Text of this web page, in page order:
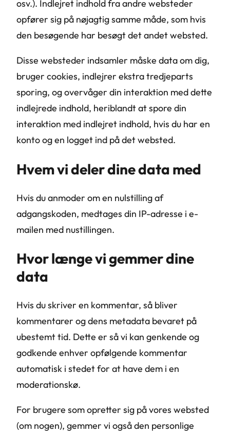
osv.). Indlejret indhold fra andre websteder
opfører sig på nøjagtig samme måde, som hvis
den besøgende har besøgt det andet websted.
Disse websteder indsamler måske data om dig,
bruger cookies, indlejrer ekstra tredjeparts
sporing, og overvåger din interaktion med dette
indlejrede indhold, heriblandt at spore din
interaktion med indlejret indhold, hvis du har en
konto og en logget ind på det websted.
Hvem vi deler dine data med
Hvis du anmoder om en nulstilling af
adgangskoden, medtages din IP-adresse i e-
mailen med nustillingen.
Hvor længe vi gemmer dine
data
Hvis du skriver en kommentar, så bliver
kommentarer og dens metadata bevaret på
ubestemt tid. Dette er så vi kan genkende og
godkende enhver opfølgende kommentar
automatisk i stedet for at have dem i en
moderationskø.
For brugere som opretter sig på vores websted
(om nogen), gemmer vi også den personlige